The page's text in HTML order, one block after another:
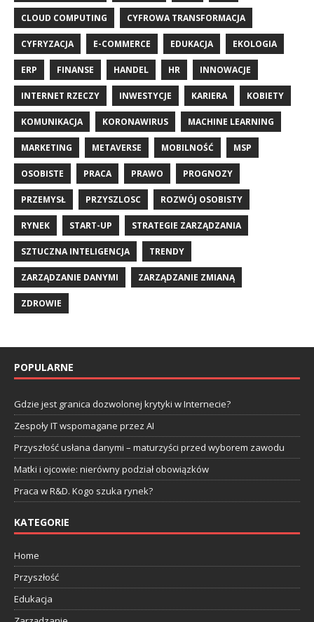
CLOUD COMPUTING CYFROWA TRANSFORMACJA
CYFRYZACJA E-COMMERCE EDUKACJA EKOLOGIA
ERP FINANSE HANDEL HR INNOWACJE
INTERNET RZECZY INWESTYCJE KARIERA KOBIETY
KOMUNIKACJA KORONAWIRUS MACHINE LEARNING
MARKETING METAVERSE MOBILNOŚĆ MSP
OSOBISTE PRACA PRAWO PROGNOZY
PRZEMYSŁ PRZYSZLOSC ROZWÓJ OSOBISTY
RYNEK START-UP STRATEGIE ZARZĄDZANIA
SZTUCZNA INTELIGENCJA TRENDY
ZARZĄDZANIE DANYMI ZARZĄDZANIE ZMIANĄ
ZDROWIE
POPULARNE
Gdzie jest granica dozwolonej krytyki w Internecie?
Zespoły IT wspomagane przez AI
Przyszłość usłana danymi – maturzyści przed wyborem zawodu
Matki i ojcowie: nierówny podział obowiązków
Praca w R&D. Kogo szuka rynek?
KATEGORIE
Home
Przyszłość
Edukacja